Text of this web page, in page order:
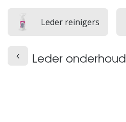
Leder reinigers
Leder onderhoud